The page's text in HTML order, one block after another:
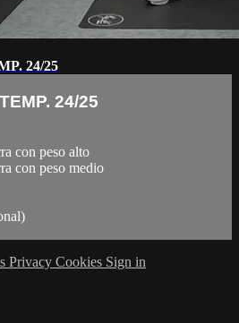
24/25
24/25
con peso alto
con peso medio
Privacy Cookies Sign in